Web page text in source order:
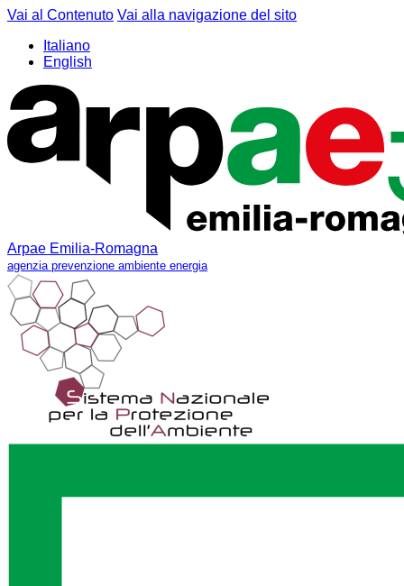
Vai al Contenuto Vai alla navigazione del sito
Italiano
English
Arpae Emilia-Romagna
agenzia prevenzione ambiente energia